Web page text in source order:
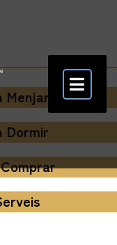
Menjar
Dormir